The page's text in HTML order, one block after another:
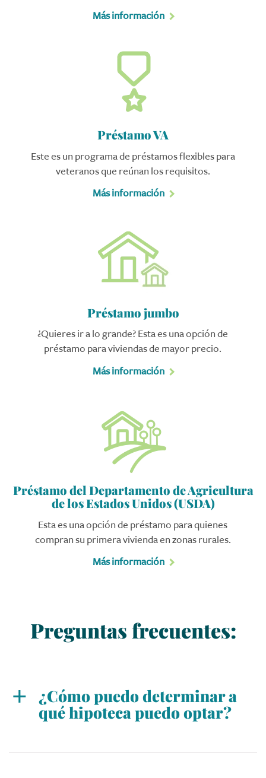
Más información
Préstamo VA
Este es un programa de préstamos flexibles para
veteranos que reúnan los requisitos.
Más información
Préstamo jumbo
¿Quieres ir a lo grande? Esta es una opción de
préstamo para viviendas de mayor precio.
Más información
Préstamo del Departamento de Agricultura
de los Estados Unidos (USDA)
Esta es una opción de préstamo para quienes
compran su primera vivienda en zonas rurales.
Más información
Preguntas frecuentes:
¿Cómo puedo determinar a
qué hipoteca puedo optar?
importe de la hipoteca a la que puede optar es